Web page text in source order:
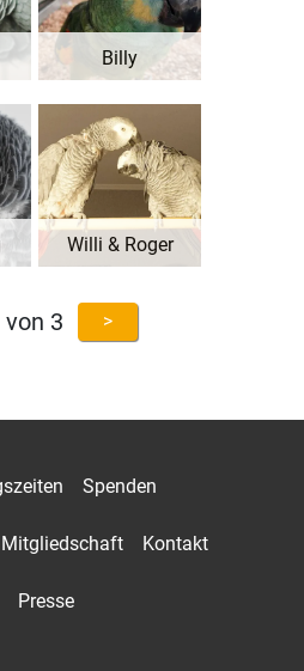
Billy
Willi & Roger
3 >
Spenden
Mitgliedschaft Kontakt
Presse